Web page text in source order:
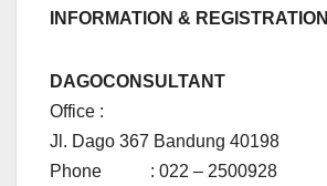
INFORMATION & REGISTRATION
DAGOCONSULTANT
Office :
Jl. Dago 367 Bandung 40198
Phone : 022 – 2500928